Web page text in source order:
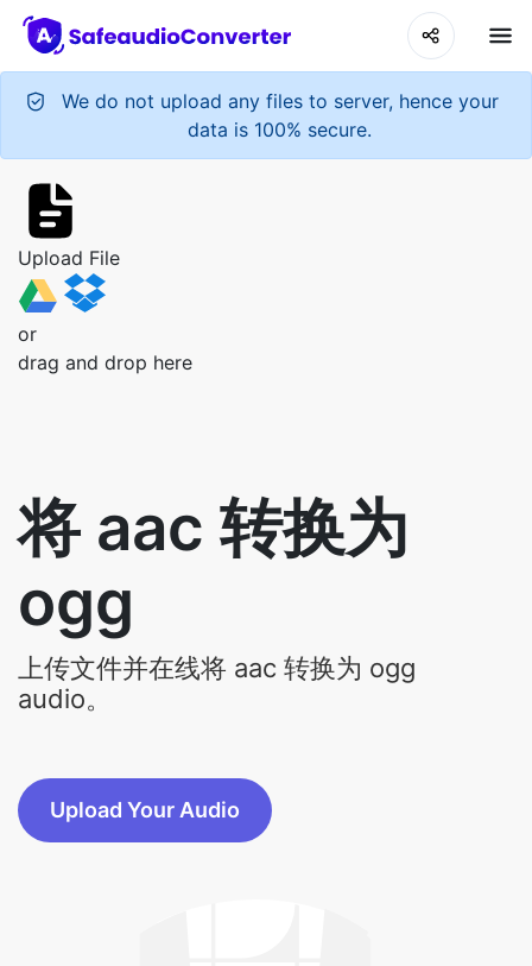
We do not upload any files to server, hence your
data is 100% secure.
Upload File
or
drag and drop here
将 aac 转换为
ogg
上传文件并在线将 aac 转换为 ogg
audio。
Upload Your Audio